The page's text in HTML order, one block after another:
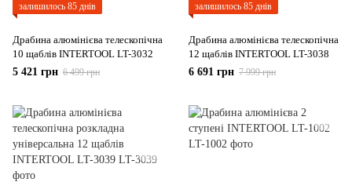
залишилось 85 днів
Драбина алюмінієва телескопічна
10 щаблів INTERTOOL LT-3032
5 421 грн 6 499 грн
залишилось 85 днів
Драбина алюмінієва телескопічна
12 щаблів INTERTOOL LT-3038
6 691 грн 7 999 грн